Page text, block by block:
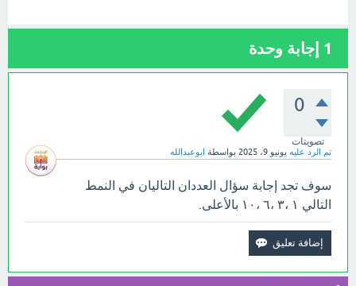
1 إجابة وحدة
0
تصويتات
تم الرد عليه يونيو 9، 2025 بواسطة ابوعبدالله
سوف تجد إجابة سؤال العددان التاليان في النمط
التالي ١ ،٣ ،٦ ،١٠ بالأعلى.